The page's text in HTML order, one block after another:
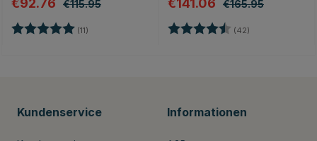
€92.76 €115.95
Bewertung: (11)
€141.06 €165.95
Bewertung: (42)
Kundenservice Informationen